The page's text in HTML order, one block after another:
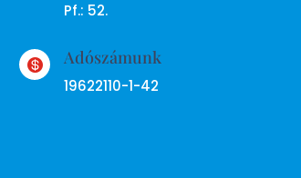
Pf.: 52.
 Adószámunk
19622110-1-42